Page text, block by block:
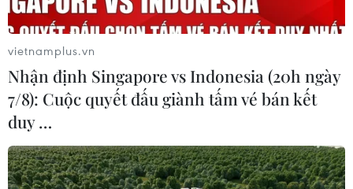
Iran cảnh báo hậu quả của việc vi phạm
thỏa thuận hạt nhân
11/11/2016 23:05
Ngoại trưởng Mohammad Javad Zarif cảnh báo Iran có
thể sẽ cân nhắc "những phương án khác" trong trường
không tuân thủ các cam kết của mình.
vietnamplus.vn
Nhận định Singapore vs Indonesia (20h ngày
7/8): Cuộc quyết đấu giành tấm vé bán kết
duy …